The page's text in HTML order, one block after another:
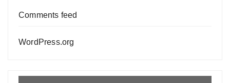
Comments feed
WordPress.org